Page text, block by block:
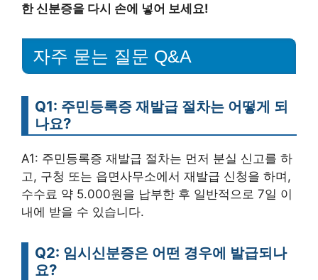
한 신분증을 다시 손에 넣어 보세요!
자주 묻는 질문 Q&A
Q1: 주민등록증 재발급 절차는 어떻게 되
나요?
A1: 주민등록증 재발급 절차는 먼저 분실 신고를 하
고, 구청 또는 읍면사무소에서 재발급 신청을 하며,
수수료 약 5.000원을 납부한 후 일반적으로 7일 이
내에 받을 수 있습니다.
Q2: 임시신분증은 어떤 경우에 발급되나
요?